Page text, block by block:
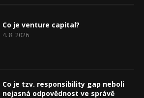
Co je venture capital?
4. 8. 2026
Co je tzv. responsibility gap neboli
nejasná odpovědnost ve správě